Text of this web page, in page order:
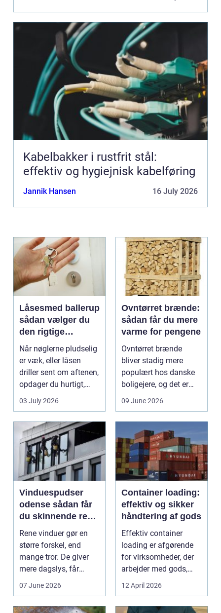
Kabelbakker i rustfrit stål:
effektiv og hygiejnisk kabelføring
Jannik Hansen 16 July 2026
Låsesmed ballerup
sådan vælger du
den rigtige
låsepartner
Når nøglerne pludselig
er væk, eller låsen
driller sent om aftenen,
opdager du hurtigt,
hvor vigtig ...
03 July 2026
Ovntørret brænde:
sådan får du mere
varme for pengene
Ovntørret brænde
bliver stadig mere
populært hos danske
boligejere, og det er
ikke uden grund. Når
09 June 2026
Vinduespudser
odense sådan får
du skinnende rene
ruder året rundt
Rene vinduer gør en
større forskel, end
mange tror. De giver
mere dagslys, får
boligen eller virksom...
07 June 2026
Container loading:
effektiv og sikker
håndtering af gods
Effektiv container
loading er afgørende
for virksomheder, der
arbejder med gods,
skrot eller ...
12 April 2026